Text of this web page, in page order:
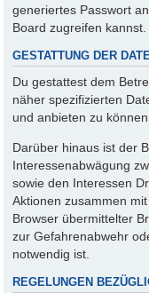
generiertes Passwort
Board zugreifen kannst.
GESTATTUNG DER
Du gestattest dem
näher spezifizierten
und anbieten zu können.
Darüber hinaus ist der
Interessenabwägung
sowie den Interessen
Aktionen zusammen
Browser übermittelter
zur Gefahrenabwehr
notwendig ist.
REGELUNGEN